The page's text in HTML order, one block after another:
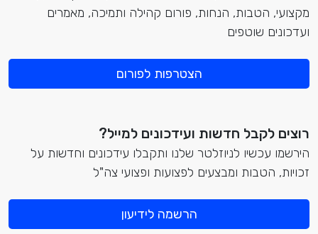
מקצועי, הטבות, הנחות, פורום קהילה ותמיכה, מאמרים
ועדכונים שוטפים
הצטרפות לפורום
רוצים לקבל חדשות ועידכונים למייל?
הירשמו עכשיו לניוזלטר שלנו ותקבלו עידכונים וחדשות על
זכויות, הטבות ומבצעים לפצועות ופצועי צה"ל
הרשמה לידיעון